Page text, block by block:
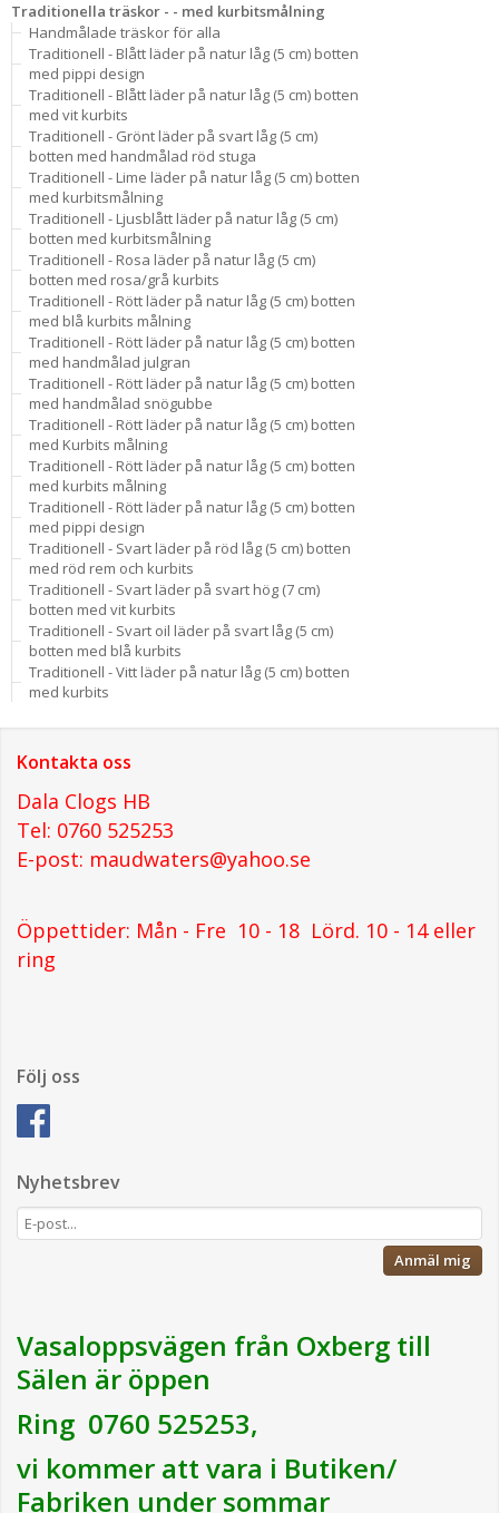
Traditionella träskor - - med kurbitsmålning
Handmålade träskor för alla
Traditionell - Blått läder på natur låg (5 cm) botten
med pippi design
Traditionell - Blått läder på natur låg (5 cm) botten
med vit kurbits
Traditionell - Grönt läder på svart låg (5 cm)
botten med handmålad röd stuga
Traditionell - Lime läder på natur låg (5 cm) botten
med kurbitsmålning
Traditionell - Ljusblått läder på natur låg (5 cm)
botten med kurbitsmålning
Traditionell - Rosa läder på natur låg (5 cm)
botten med rosa/grå kurbits
Traditionell - Rött läder på natur låg (5 cm) botten
med blå kurbits målning
Traditionell - Rött läder på natur låg (5 cm) botten
med handmålad julgran
Traditionell - Rött läder på natur låg (5 cm) botten
med handmålad snögubbe
Traditionell - Rött läder på natur låg (5 cm) botten
med Kurbits målning
Traditionell - Rött läder på natur låg (5 cm) botten
med kurbits målning
Traditionell - Rött läder på natur låg (5 cm) botten
med pippi design
Traditionell - Svart läder på röd låg (5 cm) botten
med röd rem och kurbits
Traditionell - Svart läder på svart hög (7 cm)
botten med vit kurbits
Traditionell - Svart oil läder på svart låg (5 cm)
botten med blå kurbits
Traditionell - Vitt läder på natur låg (5 cm) botten
med kurbits
Kontakta oss
Dala Clogs HB
Tel: 0760 525253
E-post: maudwaters@yahoo.se
Öppettider: Mån - Fre 10 - 18 Lörd. 10 - 14 eller
ring
Följ oss
Nyhetsbrev
Anmäl mig
Vasaloppsvägen från Oxberg till
Sälen är öppen
Ring 0760 525253,
vi kommer att vara i Butiken/
Fabriken under sommar